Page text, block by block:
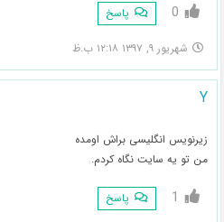
0 پاسخ
شهریور ۹, ۱۳۹۷ ۱۲:۱۸ ب.ظ
Y
زیرنویس انگلیسی براش اومده
من تو یه سایت نگاه کردم.
1 پاسخ